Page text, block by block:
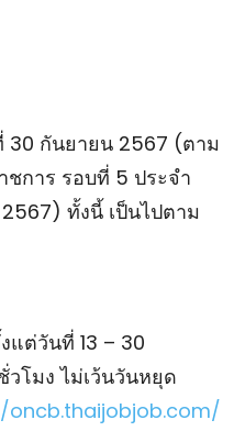
30 กันยายน 2567 (ตาม
ชการ รอบที่ 5 ประจํา
ทั้งนี้ เป็นไปตาม
แต่วันที่ 13 – 30
โมง ไม่เว้นวันหยุด